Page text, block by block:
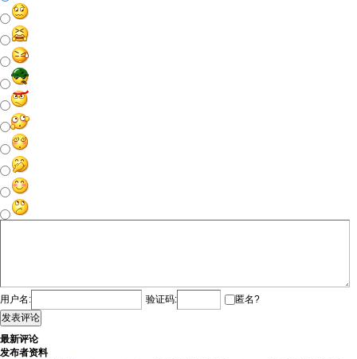
用户名: 验证码:
匿名?
发表评论
最新评论
发布者资料